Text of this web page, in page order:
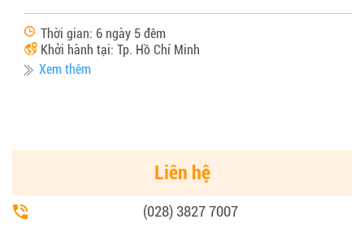
Thời gian: 6 ngày 5 đêm
Khởi hành tại: Tp. Hồ Chí Minh
Xem thêm
Liên hệ
(028) 3827 7007